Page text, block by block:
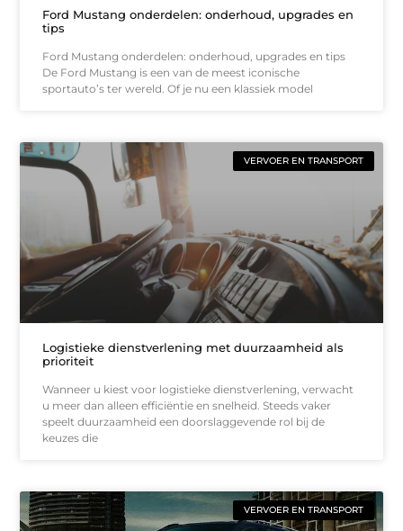
Ford Mustang onderdelen: onderhoud, upgrades en
tips
Ford Mustang onderdelen: onderhoud, upgrades en tips
De Ford Mustang is een van de meest iconische
sportauto’s ter wereld. Of je nu een klassiek model
VERVOER EN TRANSPORT
Logistieke dienstverlening met duurzaamheid als
prioriteit
Wanneer u kiest voor logistieke dienstverlening, verwacht
u meer dan alleen efficiëntie en snelheid. Steeds vaker
speelt duurzaamheid een doorslaggevende rol bij de
keuzes die
VERVOER EN TRANSPORT